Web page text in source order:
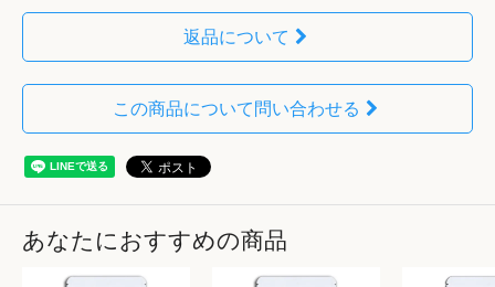
返品について
この商品について問い合わせる
あなたにおすすめの商品